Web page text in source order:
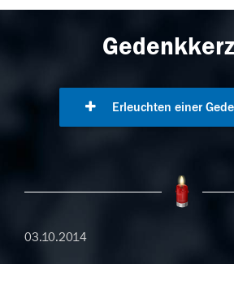
Erleuchten einer
03.10.2014